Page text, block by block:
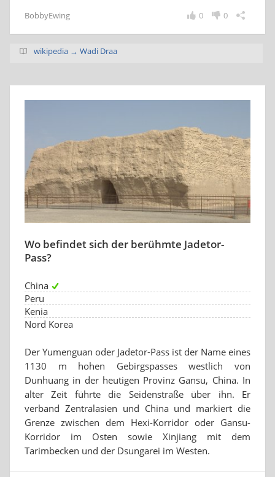
BobbyEwing 0
0
wikipedia → Wadi Draa
Wo befindet sich der berühmte Jadetor-
Pass?
China
Peru
Kenia
Nord Korea
Der Yumenguan oder Jadetor-Pass ist der Name eines
1130 m hohen Gebirgspasses westlich von
Dunhuang in der heutigen Provinz Gansu, China. In
alter Zeit führte die Seidenstraße über ihn. Er
verband Zentralasien und China und markiert die
Grenze zwischen dem Hexi-Korridor oder Gansu-
Korridor im Osten sowie Xinjiang mit dem
Tarimbecken und der Dsungarei im Westen.